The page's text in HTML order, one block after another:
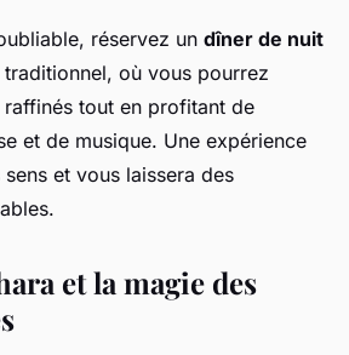
réservez un dîner de nuit
où vous pourrez
tout en profitant de
et de musique. Une expérience
et vous laissera des
et la magie des